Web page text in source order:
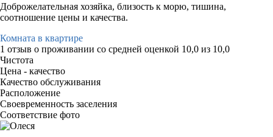
Доброжелательная хозяйка, близость к морю, тишина,
соотношение цены и качества.
Комната в квартире
1 отзыв о проживании со средней оценкой 10,0 из 10,0
Чистота
Цена - качество
Качество обслуживания
Расположение
Своевременность заселения
Соответствие фото